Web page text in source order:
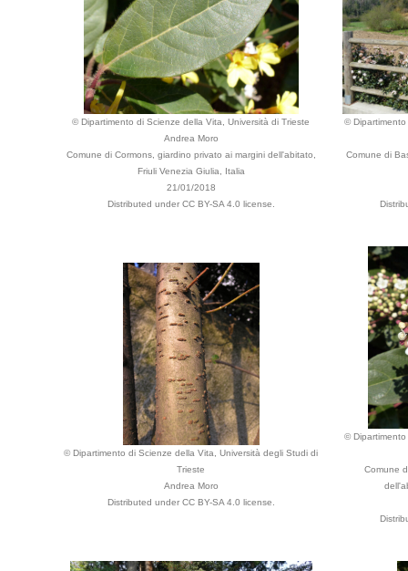
© Dipartimento di Scienze della Vita, Università di Trieste
Andrea Moro
Comune di Cormons, giardino privato ai margini dell'abitato,
Friuli Venezia Giulia, Italia
21/01/2018
Distributed under CC BY-SA 4.0 license.
©
Comune di
© Dipartimento di Scienze della Vita, Università degli Studi di
Trieste
Andrea Moro
Distributed under CC BY-SA 4.0 license.
©
Comune